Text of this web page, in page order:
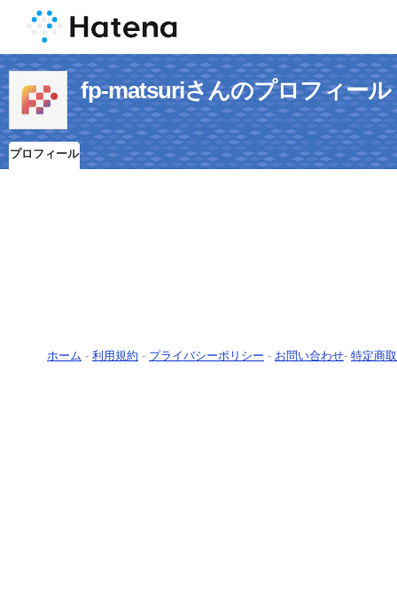
fp-matsuriさんのプロフィール
プロフィール
ホーム - 利用規約 - プライバシーポリシー - お問い合わせ- 特定商